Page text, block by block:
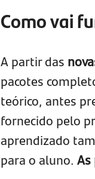
Como vai
A partir das
pacotes
teórico, antes
fornecido pelo
aprendizado
para o aluno. As